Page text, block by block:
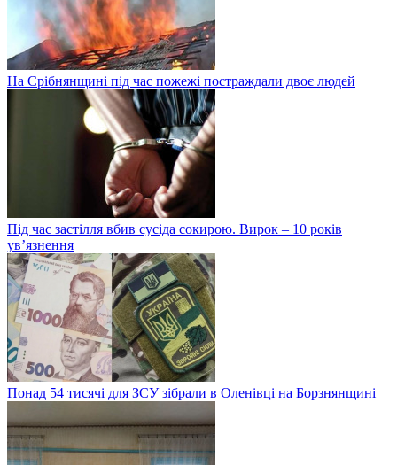
На Срібнянщині під час пожежі постраждали двоє людей
Під час застілля вбив сусіда сокирою. Вирок – 10 років
ув’язнення
Понад 54 тисячі для ЗСУ зібрали в Оленівці на Борзнянщині